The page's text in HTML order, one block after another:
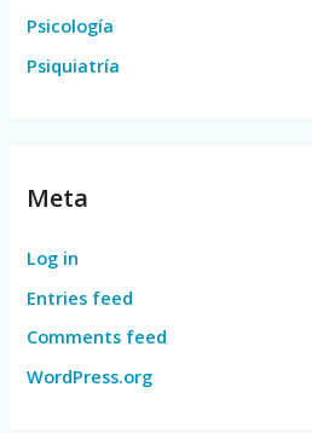
Psicología
Psiquiatría
Meta
Log in
Entries feed
Comments feed
WordPress.org